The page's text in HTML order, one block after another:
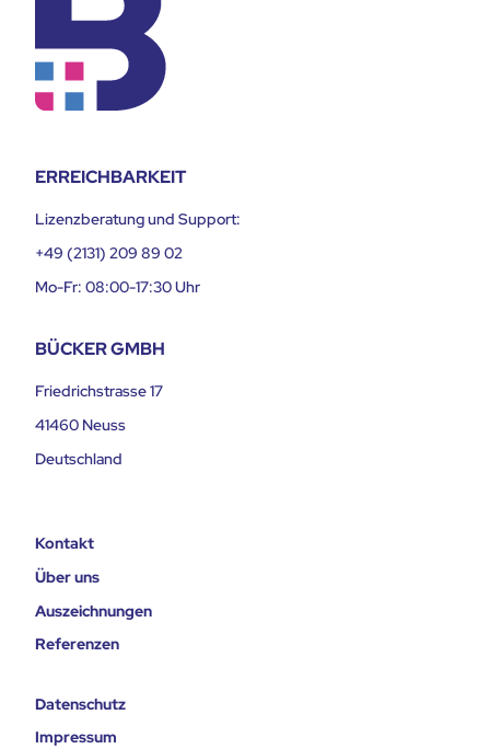
ERREICHBARKEIT
Lizenzberatung und Support:
+49 (2131) 209 89 02
Mo-Fr: 08:00-17:30 Uhr
BÜCKER GMBH
Friedrichstrasse 17
41460 Neuss
Deutschland
Kontakt
Über uns
Auszeichnungen
Referenzen
Datenschutz
Impressum